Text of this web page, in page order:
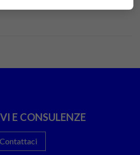
E CONSULENZE
Contattaci